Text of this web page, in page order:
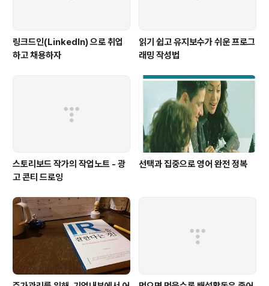
링크드인(LinkedIn) 으로 취업
하고 채용하자
읽기 쉽고 유지보수가 쉬운 프로그
래밍 작성법
스토리보드 작가의 작업노트 - 광
고 콘티 드로잉
선택과 집중으로 영어 완전 정복